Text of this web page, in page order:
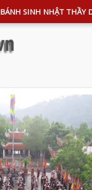
BÁNH SINH NHẬT THẦY